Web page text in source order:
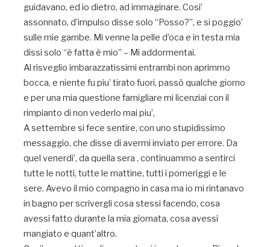
guidavano, ed io dietro, ad immaginare. Cosi’
assonnato, d’impulso disse solo “Posso?”, e si poggio’
sulle mie gambe. Mi venne la pelle d’oca e in testa mia
dissi solo “è fatta è mio” – Mi addormentai.
Al risveglio imbarazzatissimi entrambi non aprimmo
bocca, e niente fu piu’ tirato fuori, passò qualche giorno
e per una mia questione famigliare mi licenziai con il
rimpianto di non vederlo mai piu’,
A settembre si fece sentire, con uno stupidissimo
messaggio, che disse di avermi inviato per errore. Da
quel venerdi’, da quella sera , continuammo a sentirci
tutte le notti, tutte le mattine, tutti i pomeriggi e le
sere. Avevo il mio compagno in casa ma io mi rintanavo
in bagno per scrivergli cosa stessi facendo, cosa
avessi fatto durante la mia giornata, cosa avessi
mangiato e quant’altro.